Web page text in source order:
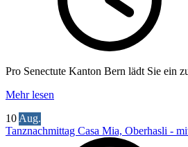
Pro Senectute Kanton Bern lädt Sie ein
Mehr lesen
10 Aug.
Tanznachmittag Casa Mia, Oberhasli -